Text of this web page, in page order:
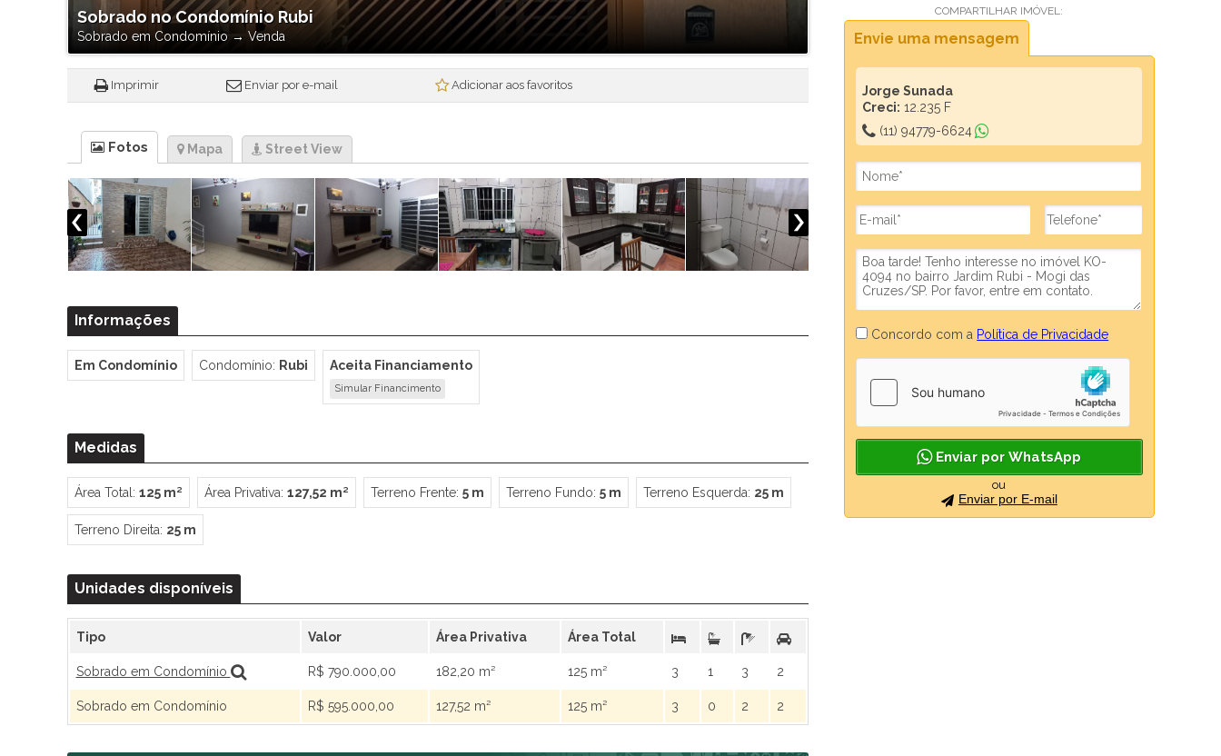
Mogi Plaza
Morada Mineira
Mosaico da Serra
Mosaico Essence
Mosaico Horizontes
Praças Ipoema
Real Park - Mogi II
Recantos dos Pinheiros
Res. Smart Flat Hotel Residence
Residencial Vila SuiÇa
Rubi
Santa Tereza I
Summer Sun
Tulum
Veneza
Vivance
Sobrado no Condomínio Rubi
Sobrado em Condomínio → Venda
Imprimir Enviar por e-mail Adicionar aos favoritos
Fotos Mapa Street View
Informações
Em Condomínio Condomínio: Rubi Aceita Financiamento
Simular Financimento
Medidas
Área Total: 125 m² Área Privativa: 127,52 m² Terreno Frente: 5 m Terreno Fundo: 5 m Terreno Esquerda: 25 m
Terreno Direita: 25 m
Unidades disponíveis
Tipo Valor Área Privativa Área Total
Sobrado em Condomínio R$ 790.000,00 182,20 m² 125 m² 3 1 3 2
Sobrado em Condomínio R$ 595.000,00 127,52 m² 125 m² 3 0 2 2
COMPARTILHAR IMÓVEL:
Envie uma mensagem
Jorge Sunada
Creci: 12.235 F
(11) 94779-6624
Concordo com a Política de Privacidade
Enviar por WhatsApp
ou
Enviar por E-mail